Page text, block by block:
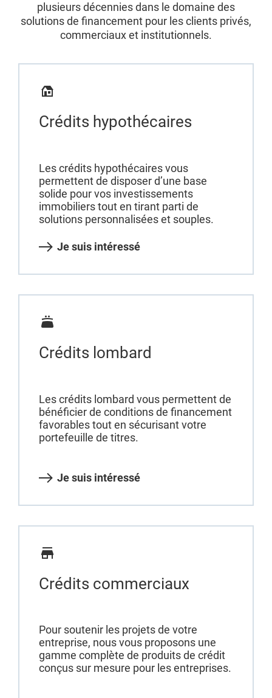
plusieurs décennies dans le domaine des
solutions de financement pour les clients privés,
commerciaux et institutionnels.
Crédits hypothécaires
Les crédits hypothécaires vous
permettent de disposer d’une base
solide pour vos investissements
immobiliers tout en tirant parti de
solutions personnalisées et souples.
Je suis intéressé
Crédits lombard
Les crédits lombard vous permettent de
bénéficier de conditions de financement
favorables tout en sécurisant votre
portefeuille de titres.
Je suis intéressé
Crédits commerciaux
Pour soutenir les projets de votre
entreprise, nous vous proposons une
gamme complète de produits de crédit
conçus sur mesure pour les entreprises.